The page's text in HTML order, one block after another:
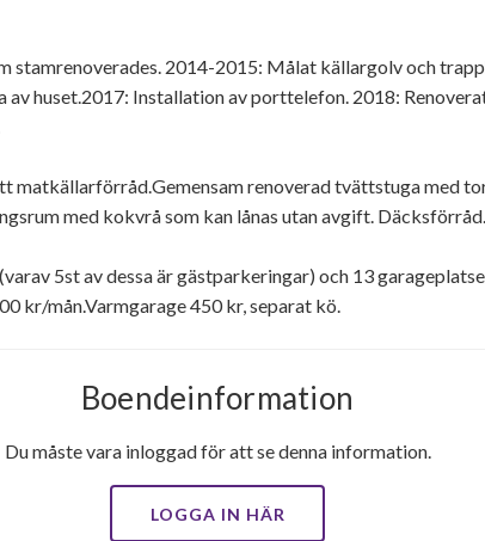
stamrenoverades. 2014-2015: Målat källargolv och
av huset.2017: Installation av porttelefon. 2018:
matkällarförråd.Gemensam renoverad tvättstuga med
med kokvrå som kan lånas utan avgift. Däcksförråd.
5st av dessa är gästparkeringar) och 13
kr/mån.Varmgarage 450 kr, separat kö.
Boendeinformation
Du måste vara inloggad för att se denna information.
LOGGA IN HÄR